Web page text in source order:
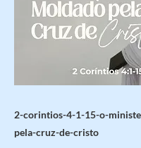
2-corintios-4-1-15-o-
pela-cruz-de-cristo